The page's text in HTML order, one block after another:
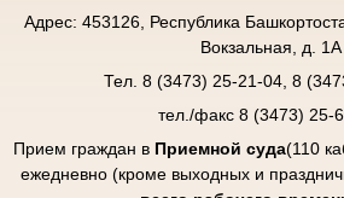
Адрес: 453126, Республика
Вокзальная, д. 1А
Тел. 8 (3473) 25-21-04, 8
тел./факс 8 (3473) 25-
Прием граждан в Приемной суда(110
ежедневно (кроме выходных и